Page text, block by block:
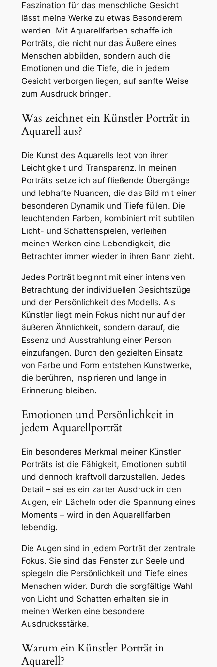
Faszination für das menschliche Gesicht
lässt meine Werke zu etwas Besonderem
werden. Mit Aquarellfarben schaffe ich
Porträts, die nicht nur das Äußere eines
Menschen abbilden, sondern auch die
Emotionen und die Tiefe, die in jedem
Gesicht verborgen liegen, auf sanfte Weise
zum Ausdruck bringen.
Was zeichnet ein Künstler Porträt in
Aquarell aus?
Die Kunst des Aquarells lebt von ihrer
Leichtigkeit und Transparenz. In meinen
Porträts setze ich auf fließende Übergänge
und lebhafte Nuancen, die das Bild mit einer
besonderen Dynamik und Tiefe füllen. Die
leuchtenden Farben, kombiniert mit subtilen
Licht- und Schattenspielen, verleihen
meinen Werken eine Lebendigkeit, die
Betrachter immer wieder in ihren Bann zieht.
Jedes Porträt beginnt mit einer intensiven
Betrachtung der individuellen Gesichtszüge
und der Persönlichkeit des Modells. Als
Künstler liegt mein Fokus nicht nur auf der
äußeren Ähnlichkeit, sondern darauf, die
Essenz und Ausstrahlung einer Person
einzufangen. Durch den gezielten Einsatz
von Farbe und Form entstehen Kunstwerke,
die berühren, inspirieren und lange in
Erinnerung bleiben.
Emotionen und Persönlichkeit in
jedem Aquarellporträt
Ein besonderes Merkmal meiner Künstler
Porträts ist die Fähigkeit, Emotionen subtil
und dennoch kraftvoll darzustellen. Jedes
Detail – sei es ein zarter Ausdruck in den
Augen, ein Lächeln oder die Spannung eines
Moments – wird in den Aquarellfarben
lebendig.
Die Augen sind in jedem Porträt der zentrale
Fokus. Sie sind das Fenster zur Seele und
spiegeln die Persönlichkeit und Tiefe eines
Menschen wider. Durch die sorgfältige Wahl
von Licht und Schatten erhalten sie in
meinen Werken eine besondere
Ausdrucksstärke.
Warum ein Künstler Porträt in
Aquarell?